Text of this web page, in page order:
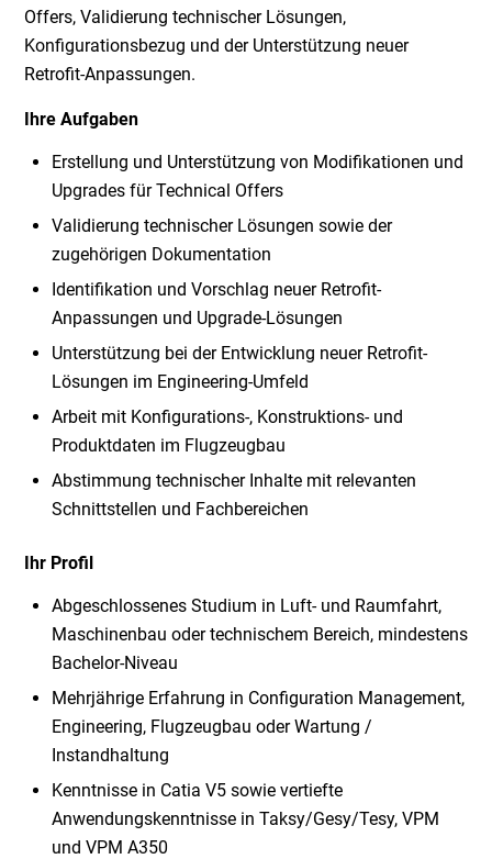
Offers, Validierung technischer Lösungen,
Konfigurationsbezug und der Unterstützung neuer
Retrofit-Anpassungen.
Ihre Aufgaben
Erstellung und Unterstützung von Modifikationen und
Upgrades für Technical Offers
Validierung technischer Lösungen sowie der
zugehörigen Dokumentation
Identifikation und Vorschlag neuer Retrofit-
Anpassungen und Upgrade-Lösungen
Unterstützung bei der Entwicklung neuer Retrofit-
Lösungen im Engineering-Umfeld
Arbeit mit Konfigurations-, Konstruktions- und
Produktdaten im Flugzeugbau
Abstimmung technischer Inhalte mit relevanten
Schnittstellen und Fachbereichen
Ihr Profil
Abgeschlossenes Studium in Luft- und Raumfahrt,
Maschinenbau oder technischem Bereich, mindestens
Bachelor-Niveau
Mehrjährige Erfahrung in Configuration Management,
Engineering, Flugzeugbau oder Wartung /
Instandhaltung
Kenntnisse in Catia V5 sowie vertiefte
Anwendungskenntnisse in Taksy/Gesy/Tesy, VPM
und VPM A350